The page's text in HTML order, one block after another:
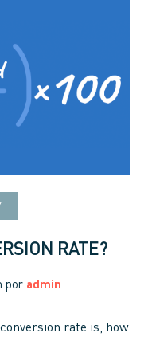
RATE?
por admin
rate is, how